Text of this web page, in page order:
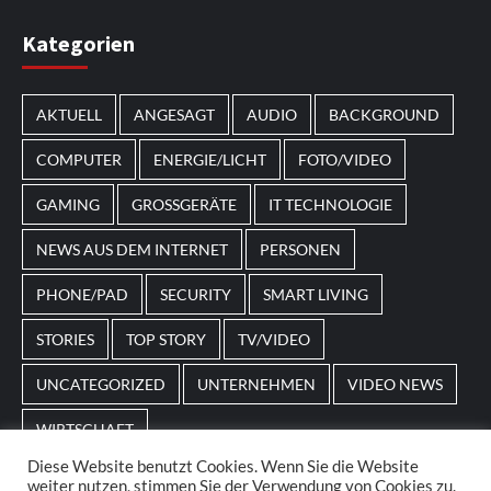
Im Laufe des Jahres erscheinen thematische
Spielautomaten mit passenden Designs. Im Bereich
vonMagneticslotskönnen solche saisonalen Slots
beispielsweise an Feiertage oder besondere Events
angepasst sein.
Kategorien
AKTUELL ANGESAGT AUDIO BACKGROUND
COMPUTER ENERGIE/LICHT FOTO/VIDEO
GAMING GROSSGERÄTE IT TECHNOLOGIE
NEWS AUS DEM INTERNET PERSONEN
PHONE/PAD SECURITY SMART LIVING
STORIES TOP STORY TV/VIDEO
UNCATEGORIZED UNTERNEHMEN VIDEO NEWS
WIRTSCHAFT
Diese Website benutzt Cookies. Wenn Sie die Website
weiter nutzen, stimmen Sie der Verwendung von Cookies zu.